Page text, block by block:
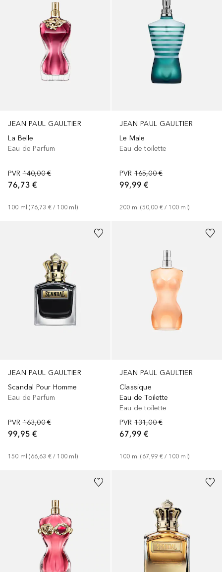
JEAN PAUL GAULTIER
La Belle
Eau de Parfum
PVR 140,00 €
76,73 €
100 ml (76,73 € / 100 ml )
JEAN PAUL GAULTIER
Le Male
Eau de toilette
PVR 165,00 €
99,99 €
200 ml (50,00 € / 100 ml )
JEAN PAUL GAULTIER
Scandal Pour Homme
Eau de Parfum
PVR 163,00 €
99,95 €
150 ml (66,63 € / 100 ml )
JEAN PAUL GAULTIER
Classique
Eau de Toilette
Eau de toilette
PVR 131,00 €
67,99 €
100 ml (67,99 € / 100 ml )